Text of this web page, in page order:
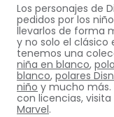
Los personajes de
pedidos por los
llevarlos de forma
y no solo el clásico
tenemos una
niña en blanco,
blanco, polares
niño y mucho más.
con licencias,
Marvel.